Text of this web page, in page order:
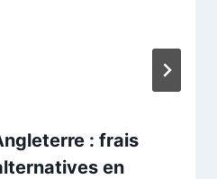
: frais
en